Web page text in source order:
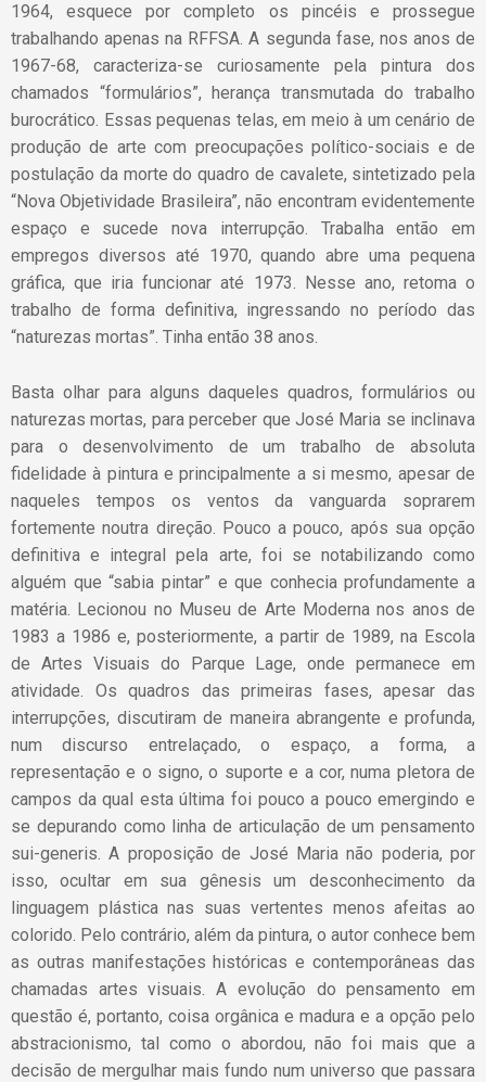
1964, esquece por completo os pincéis e prossegue
trabalhando apenas na RFFSA. A segunda fase, nos anos de
1967-68, caracteriza-se curiosamente pela pintura dos
chamados “formulários”, herança transmutada do trabalho
burocrático. Essas pequenas telas, em meio à um cenário de
produção de arte com preocupações político-sociais e de
postulação da morte do quadro de cavalete, sintetizado pela
“Nova Objetividade Brasileira”, não encontram evidentemente
espaço e sucede nova interrupção. Trabalha então em
empregos diversos até 1970, quando abre uma pequena
gráfica, que iria funcionar até 1973. Nesse ano, retoma o
trabalho de forma definitiva, ingressando no período das
“naturezas mortas”. Tinha então 38 anos.
Basta olhar para alguns daqueles quadros, formulários ou
naturezas mortas, para perceber que José Maria se inclinava
para o desenvolvimento de um trabalho de absoluta
fidelidade à pintura e principalmente a si mesmo, apesar de
naqueles tempos os ventos da vanguarda soprarem
fortemente noutra direção. Pouco a pouco, após sua opção
definitiva e integral pela arte, foi se notabilizando como
alguém que “sabia pintar” e que conhecia profundamente a
matéria. Lecionou no Museu de Arte Moderna nos anos de
1983 a 1986 e, posteriormente, a partir de 1989, na Escola
de Artes Visuais do Parque Lage, onde permanece em
atividade. Os quadros das primeiras fases, apesar das
interrupções, discutiram de maneira abrangente e profunda,
num discurso entrelaçado, o espaço, a forma, a
representação e o signo, o suporte e a cor, numa pletora de
campos da qual esta última foi pouco a pouco emergindo e
se depurando como linha de articulação de um pensamento
sui-generis. A proposição de José Maria não poderia, por
isso, ocultar em sua gênesis um desconhecimento da
linguagem plástica nas suas vertentes menos afeitas ao
colorido. Pelo contrário, além da pintura, o autor conhece bem
as outras manifestações históricas e contemporâneas das
chamadas artes visuais. A evolução do pensamento em
questão é, portanto, coisa orgânica e madura e a opção pelo
abstracionismo, tal como o abordou, não foi mais que a
decisão de mergulhar mais fundo num universo que passara